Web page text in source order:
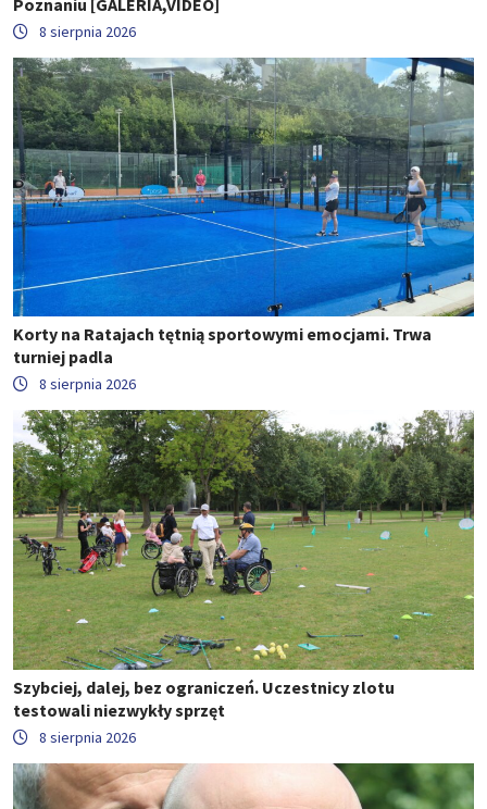
8 sierpnia 2026
Korty na Ratajach tętnią sportowymi emocjami. Trwa
turniej padla
8 sierpnia 2026
Szybciej, dalej, bez ograniczeń. Uczestnicy zlotu
testowali niezwykły sprzęt
8 sierpnia 2026